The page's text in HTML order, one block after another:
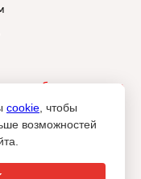
брендингового
только при
cookie , чтобы
возможностей